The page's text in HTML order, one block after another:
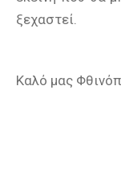
ξεχαστεί.
Καλό μας